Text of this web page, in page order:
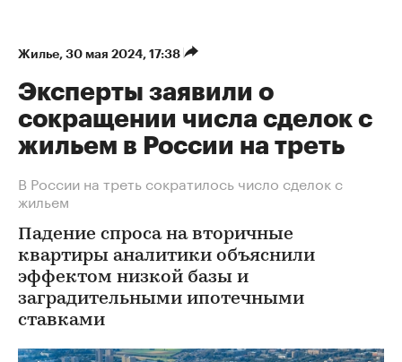
Жилье⁠, 30 мая 2024, 17:38
Эксперты заявили о
сокращении числа сделок с
жильем в России на треть
В России на треть сократилось число сделок с
жильем
Падение спроса на вторичные
квартиры аналитики объяснили
эффектом низкой базы и
заградительными ипотечными
ставками